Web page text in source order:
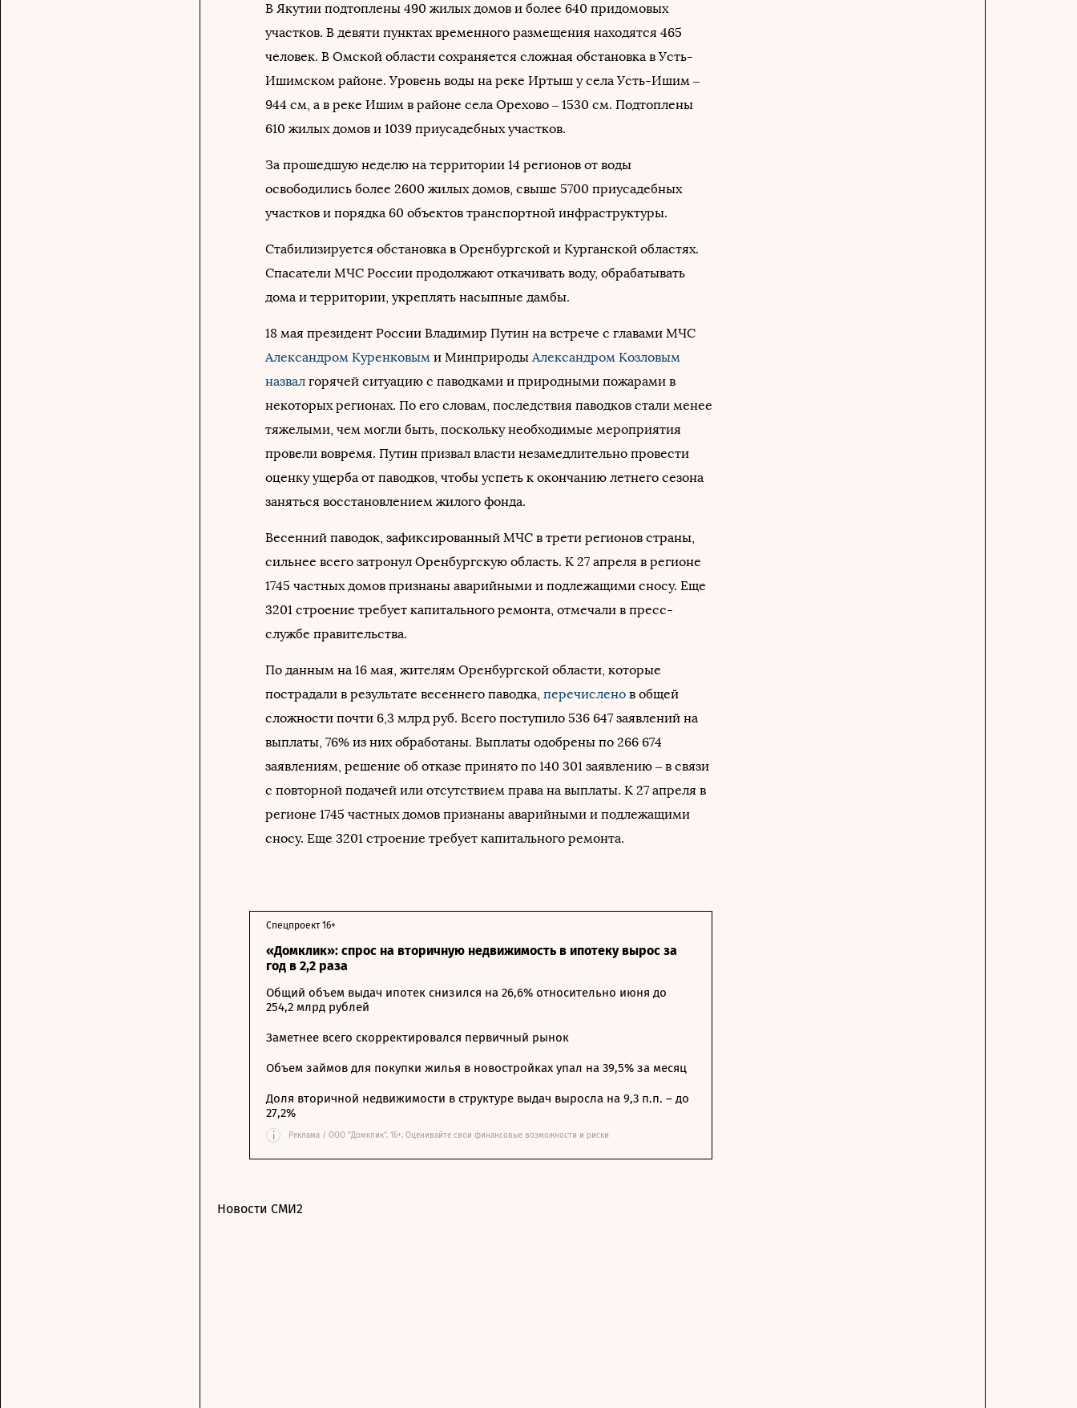
В Якутии подтоплены 490 жилых домов и более 640 придомовых
участков. В девяти пунктах временного размещения находятся 465
человек. В Омской области сохраняется сложная обстановка в Усть-
Ишимском районе. Уровень воды на реке Иртыш у села Усть-Ишим –
944 см, а в реке Ишим в районе села Орехово – 1530 см. Подтоплены
610 жилых домов и 1039 приусадебных участков.
За прошедшую неделю на территории 14 регионов от воды
освободились более 2600 жилых домов, свыше 5700 приусадебных
участков и порядка 60 объектов транспортной инфраструктуры.
Стабилизируется обстановка в Оренбургской и Курганской областях.
Спасатели МЧС России продолжают откачивать воду, обрабатывать
дома и территории, укреплять насыпные дамбы.
18 мая президент России Владимир Путин на встрече с главами МЧС
Александром Куренковым и Минприроды Александром Козловым
назвал горячей ситуацию с паводками и природными пожарами в
некоторых регионах. По его словам, последствия паводков стали менее
тяжелыми, чем могли быть, поскольку необходимые мероприятия
провели вовремя. Путин призвал власти незамедлительно провести
оценку ущерба от паводков, чтобы успеть к окончанию летнего сезона
заняться восстановлением жилого фонда.
Весенний паводок, зафиксированный МЧС в трети регионов страны,
сильнее всего затронул Оренбургскую область. К 27 апреля в регионе
1745 частных домов признаны аварийными и подлежащими сносу. Еще
3201 строение требует капитального ремонта, отмечали в пресс-
службе правительства.
По данным на 16 мая, жителям Оренбургской области, которые
пострадали в результате весеннего паводка, перечислено в общей
сложности почти 6,3 млрд руб. Всего поступило 536 647 заявлений на
выплаты, 76% из них обработаны. Выплаты одобрены по 266 674
заявлениям, решение об отказе принято по 140 301 заявлению – в связи
с повторной подачей или отсутствием права на выплаты. К 27 апреля в
регионе 1745 частных домов признаны аварийными и подлежащими
сносу. Еще 3201 строение требует капитального ремонта.
«Домклик»: спрос на вторичную недвижимость в ипотеку вырос за
год в 2,2 раза
Спецпроект 16+
Общий объем выдач ипотек снизился на 26,6% относительно июня до
254,2 млрд рублей
Заметнее всего скорректировался первичный рынок
Объем займов для покупки жилья в новостройках упал на 39,5% за месяц
Доля вторичной недвижимости в структуре выдач выросла на 9,3 п.п. – до
27,2%
i Реклама / ООО "Домклик". 16+. Оценивайте свои финансовые возможности и риски
Новости СМИ2